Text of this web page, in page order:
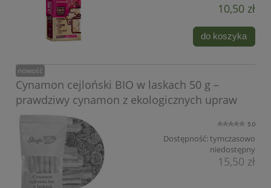
10,50 zł
do koszyka
Cynamon cejloński BIO w laskach 50 g –
prawdziwy cynamon z ekologicznych upraw
5.0
Dostępność: tymczasowo
niedostępny
15,50 zł
nowość